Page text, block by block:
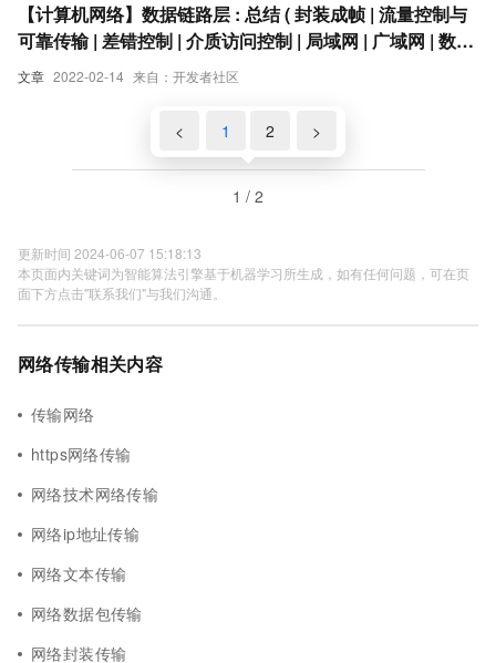
文章 2022-02-14 来自：开发者社区
【计算机网络】数据链路层 : 总结 ( 封装成帧 | 流量控制与
可靠传输 | 差错控制 | 介质访问控制 | 局域网 | 广域网 | 数据
链路层设备 ) ★★★（四）
< 1 2 >
1 / 2
更新时间 2024-06-07 15:18:13
本页面内关键词为智能算法引擎基于机器学习所生成，如有任何问题，可在页
面下方点击"联系我们"与我们沟通。
网络传输相关内容
传输网络
https网络传输
网络技术网络传输
网络ip地址传输
网络文本传输
网络数据包传输
网络封装传输